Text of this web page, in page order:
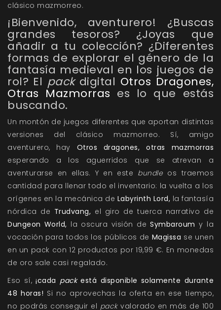
clásico mazmorreo.
¡Bienvenido, aventurero! ¿Buscas
grandes tesoros? ¿Joyas que
añadir a tu colección? ¿Diferentes
formas de explorar el género de la
fantasía medieval en los juegos de
rol? El pack digital Otros Dragones,
Otras Mazmorras es lo que estás
buscando.
Un montón de juegos diferentes que aportan distintas
versiones del clásico mazmorreo. Sí, amigo
aventurero, hay Otros dragones, otras mazmorras
esperando a los aguerridos que se atrevan a
aventurarse en ellas. Y en este bundleos traemos
cantidad para llenar todo el inventario: la vuelta a los
orígenes en la mecánica de Labyrinth Lord, la fantasía
nórdica de Trudvang, el giro de tuerca narrativo de
Dungeon World, la oscura visión deSymbaroum y la
vocación para todos los públicos de Magissa se unen
en un pack con 12 productos por 19,99 €. En monedas
de oro sale casi regalado.
Eso sí,¡cada packestá disponible solamente durante
48 horas! Si no aprovechas la oferta en ese tiempo,
no podrás conseguir el packvalorado en más de 100